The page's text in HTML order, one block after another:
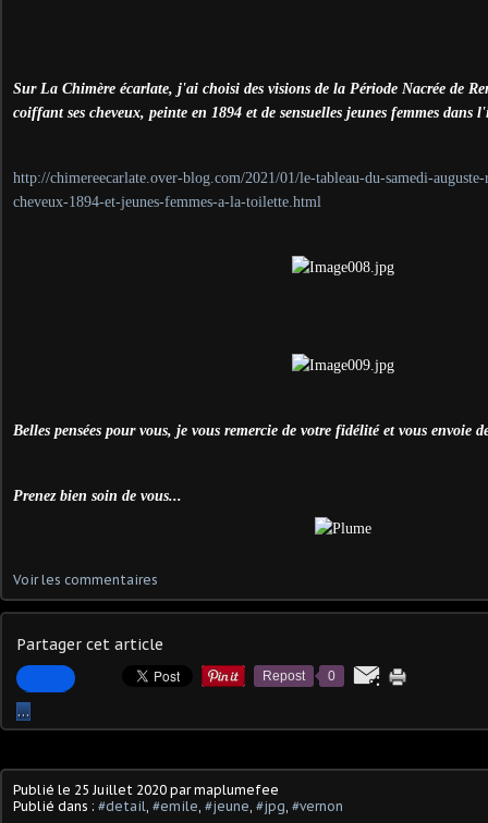
Sur La Chimère écarlate, j'ai choisi des visions de la Période Nacrée de
coiffant ses cheveux, peinte en 1894 et de sensuelles jeunes femmes
http://chimereecarlate.over-blog.com/2021/01/le-tableau-du-samedi-
cheveux-1894-et-jeunes-femmes-a-la-toilette.html
Belles pensées pour vous, je vous remercie de votre fidélité et vous envoie
Prenez bien soin de vous...
Voir les commentaires
Partager cet article
Repost 0
…
Publié le 25 Juillet 2020 par maplumefee
Publié dans : #detail #emile #jeune #jpg #vernon